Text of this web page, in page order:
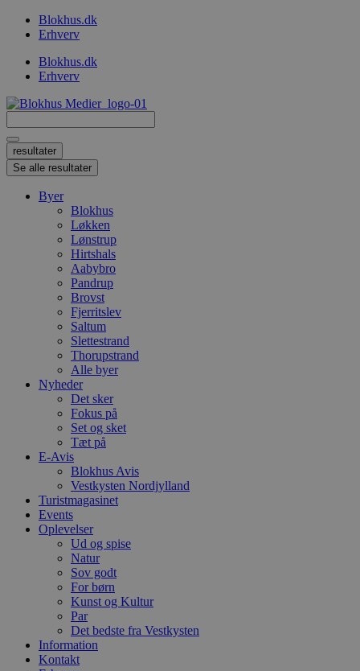
VidereBlokhus.dk
Erhverv
Blokhus.dk
Erhverv
...
resultater
Se alle resultater
Byer
Blokhus
Løkken
Lønstrup
Hirtshals
Aabybro
Pandrup
Brovst
Fjerritslev
Saltum
Slettestrand
Thorupstrand
Alle byer
Nyheder
Det sker
Fokus på
Set og sket
Tæt på
E-Avis
Blokhus Avis
Vestkysten Nordjylland
Turistmagasinet
Events
Oplevelser
Ud og spise
Natur
Sov godt
For børn
Kunst og Kultur
Par
Det bedste fra Vestkysten
Information
Kontakt